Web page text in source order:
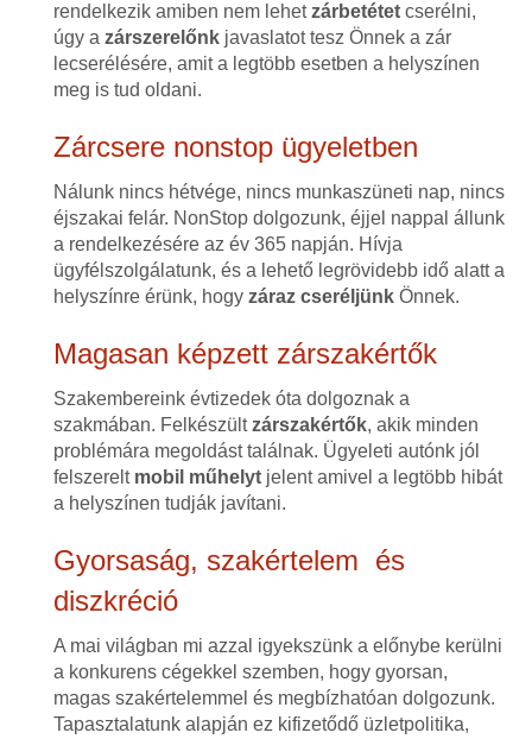
rendelkezik amiben nem lehetzárbetétetcserélni,
úgy a zárszerelőnkjavaslatot tesz Önnek a zár
lecserélésére, amit a legtöbb esetben a helyszínen
meg is tud oldani.
Zárcsere nonstop ügyeletben
Nálunk nincs hétvége, nincs munkaszüneti nap, nincs
éjszakai felár. NonStop dolgozunk, éjjel nappal állunk
a rendelkezésére az év 365 napján. Hívja
ügyfélszolgálatunk, és a lehető legrövidebb idő alatt a
helyszínre érünk, hogy záraz cseréljünkÖnnek.
Magasan képzett zárszakértők
Szakembereink évtizedek óta dolgoznak a
szakmában. Felkészültzárszakértők, akik minden
problémára megoldást találnak. Ügyeleti autónk jól
felszerelt mobil műhelytjelent amivel a legtöbb hibát
a helyszínen tudják javítani.
Gyorsaság, szakértelem és
diszkréció
A mai világban mi azzal igyekszünk a előnybe kerülni
a konkurens cégekkel szemben, hogy gyorsan,
magas szakértelemmel és megbízhatóan dolgozunk.
Tapasztalatunk alapján ez kifizetődő üzletpolitika,